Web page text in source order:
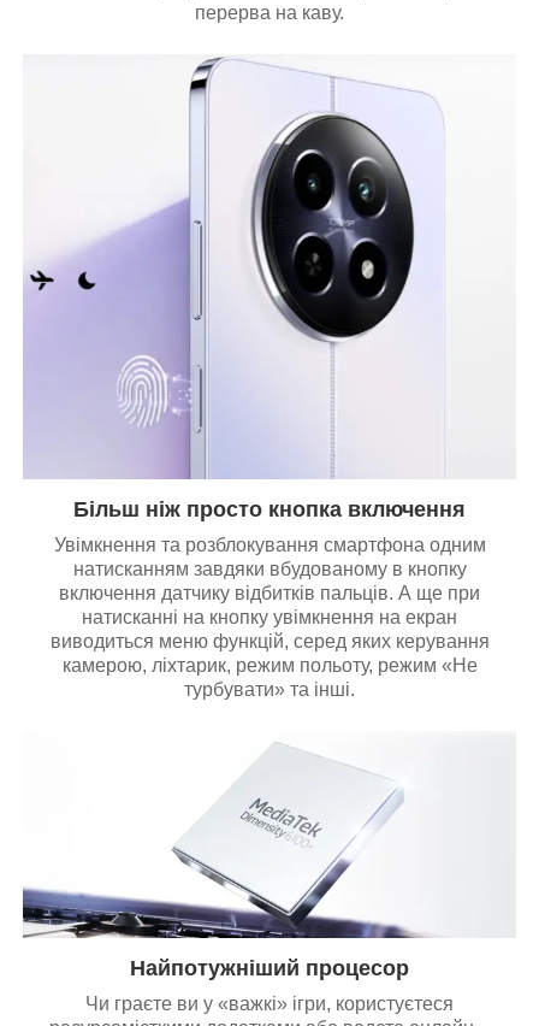
перерва на каву.
Більш ніж просто кнопка включення
Увімкнення та розблокування смартфона одним
натисканням завдяки вбудованому в кнопку
включення датчику відбитків пальців. А ще при
натисканні на кнопку увімкнення на екран
виводиться меню функцій, серед яких керування
камерою, ліхтарик, режим польоту, режим «Не
турбувати» та інші.
Найпотужніший процесор
Чи граєте ви у «важкі» ігри, користуєтеся